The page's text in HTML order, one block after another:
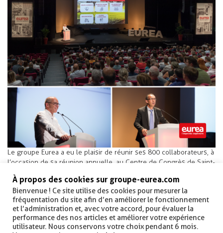
Le groupe Eurea a eu le plaisir de réunir ses 800 collaborateurs, à
l’occasion de sa réunion annuelle, au Centre de Congrès de Saint-
vision stratégique du groupe.
Elus et salariés sont en mouvement pour construire un groupe
d’entreprises performantes et durables.
À propos des cookies sur groupe-eurea.com
Bienvenue ! Ce site utilise des cookies pour mesurer la
fréquentation du site afin d’en améliorer le fonctionnement
et l’administration et, avec votre accord, pour évaluer la
performance des nos articles et améliorer votre expérience
utilisateur. Nous conservons votre choix pendant 6 mois.